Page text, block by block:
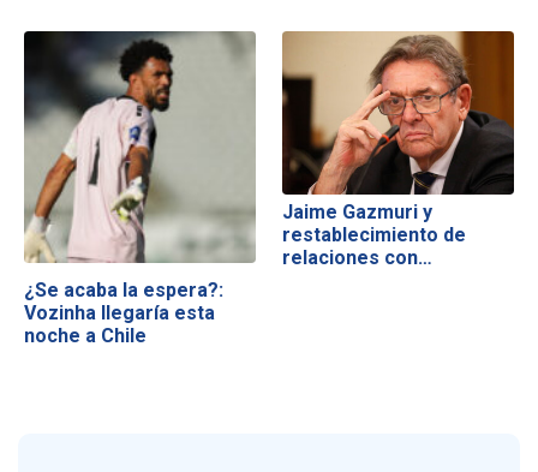
¿Se acaba la espera?:
Vozinha llegaría esta
noche a Chile
Jaime Gazmuri y
restablecimiento de
relaciones con…